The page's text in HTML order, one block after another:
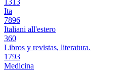
1313
Ita
7896
Italiani all'estero
360
Libros y revistas, literatura.
1793
Medicina